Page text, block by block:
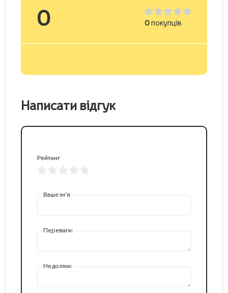
0 0покупців
Написати відгук
Рейтинг
Ваше ім’я
Переваги:
Недоліки: